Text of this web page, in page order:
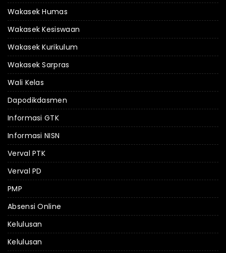
Wakasek Humas
Wakasek Kesiswaan
Wakasek Kurikulum
Wakasek Sarpras
Wali Kelas
Dapodikdasmen
Informasi GTK
Informasi NISN
Verval PTK
Verval PD
PMP
Absensi Online
Kelulusan
Kelulusan